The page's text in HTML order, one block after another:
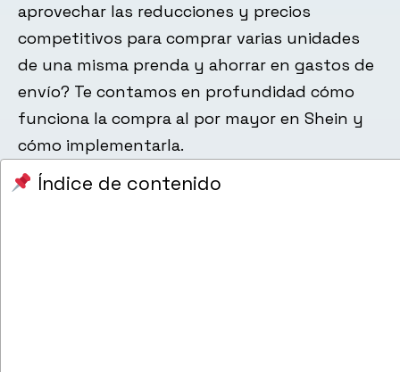
aprovechar las reducciones y precios
competitivos para comprar varias unidades
de una misma prenda y ahorrar en gastos de
envío? Te contamos en profundidad cómo
funciona la compra al por mayor en Shein y
cómo implementarla.
Índice de contenido